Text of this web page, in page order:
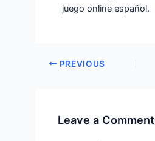
juego online español.
PREVIOUS
Leave a Comment